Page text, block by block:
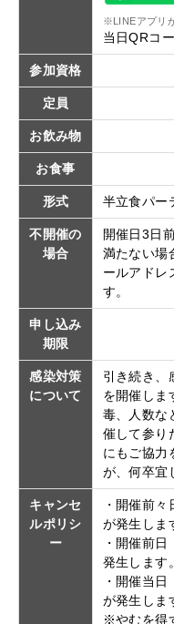
※LINEアプリ
当日QRコ
参加資格
定員
お飲み物
お食事
形式 半立食パー
不開催の
場合
開催日3日
満たない場
ールアドレ
す。
申し込み
期限
感染対策
について
引き続き、
を開催しま
毒、人数な
催して参り
にもご協力
が、何卒宜
キャンセ
ルポリシ
ー
・開催前
が発生しま
・開催前
発生します。
・開催当
が発生しま
※やむを得